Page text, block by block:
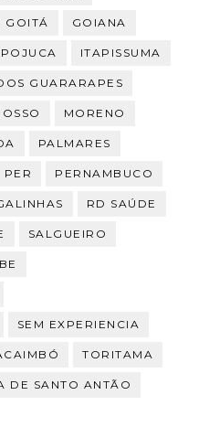
GOITÁ GOIANA
ITAPISSUMA
GUARARAPES
MORENO
PALMARES
PER PERNAMBUCO
RD SAÚDE
SALGUEIRO
SEM EXPERIENCIA
TORITAMA
DE SANTO ANTÃO